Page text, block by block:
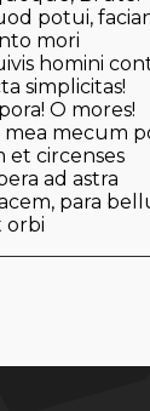
potui,
mori
homini
simplicitas!
O mores!
mea mecum
et circenses
ad astra
para
orbi